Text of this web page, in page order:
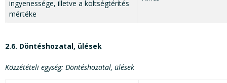
ingyenessége, illetve a költségtérítés
mértéke
2.6. Döntéshozatal, ülések
Közzétételi egység: Döntéshozatal, ülések